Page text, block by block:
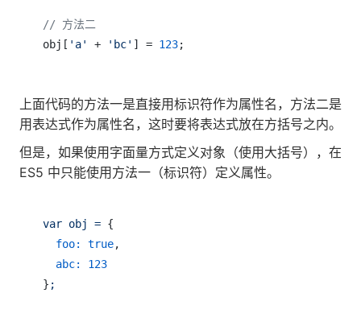
// 方法二
obj[ 'a' + 'bc' ] = 123
上面代码的方法一是直接用标识符作为属性名，方法二是
用表达式作为属性名，这时要将表达式放在方括号之内。
但是，如果使用字面量方式定义对象（使用大括号），在
ES5 中只能使用方法一（标识符）定义属性。
var obj = {
foo:
true,
abc:
123
} ;